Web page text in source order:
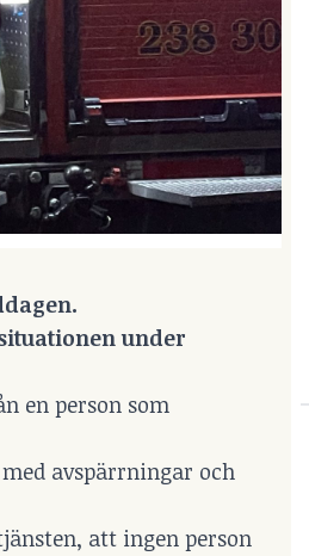
under
en person som
avspärrningar och
att ingen person